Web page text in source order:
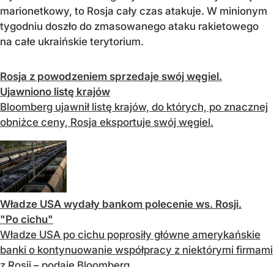
marionetkowy, to Rosja cały czas atakuje. W minionym
tygodniu doszło do zmasowanego ataku rakietowego
na całe ukraińskie terytorium.
Rosja z powodzeniem sprzedaje swój węgiel.
Ujawniono listę krajów
Bloomberg ujawnił listę krajów, do których, po znacznej
obniżce ceny, Rosja eksportuje swój węgiel.
Władze USA wydały bankom polecenie ws. Rosji.
"Po cichu"
Władze USA po cichu poprosiły główne amerykańskie
banki o kontynuowanie współpracy z niektórymi firmami